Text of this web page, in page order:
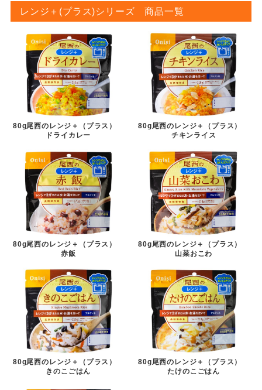
レンジ＋(プラス)シリーズ 商品一覧
80g尾西のレンジ＋（プラス）
ドライカレー
80g尾西のレンジ＋（プラス）
チキンライス
80g尾西のレンジ＋（プラス）
赤飯
80g尾西のレンジ＋（プラス）
山菜おこわ
80g尾西のレンジ＋（プラス）
きのこごはん
80g尾西のレンジ＋（プラス）
たけのこごはん